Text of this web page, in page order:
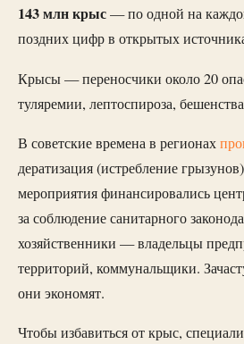
143 млн крыс— по одной на
поздних цифр в открытых
Крысы — переносчики около 20
туляремии, лептоспироза,
В советские времена в регионах
дератизация (истребление
мероприятия финансировались
за соблюдение санитарного
хозяйственники — владельцы
территорий, коммунальщики.
они экономят.
Чтобы избавиться от крыс,